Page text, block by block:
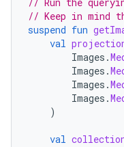
// Keep in mind
suspend fun
val
Images .
Images .
Images .
Images .
)
val